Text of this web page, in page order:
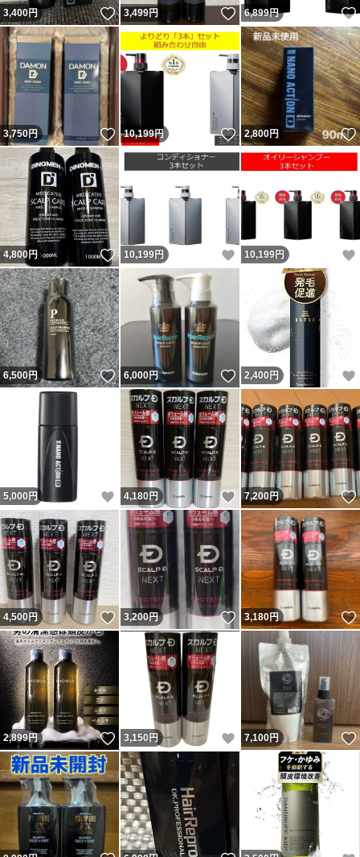
3,400円 いいね！
3,499円 いいね！
6,899円
3,750円 いいね！
10,199円 いいね！
2,800円
4,800円 いいね！
10,199円 いいね！
10,199円
6,500円 いいね！
6,000円 いいね！
2,400 円
5,000 円 いいね！
4,180円 いいね！
7,200円
4,500円 いいね！
3,200円 いいね！
3,180円
2,899円 いいね！
3,150 円 いいね！
7,100円